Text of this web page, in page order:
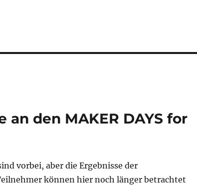
den MAKER DAYS for
vorbei, aber die Ergebnisse der
können hier noch länger betrachtet